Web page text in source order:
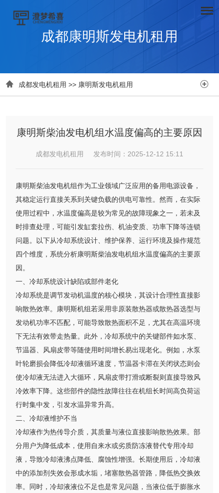
成都康明斯发电机租用
 成都发电机租用 >> 康明斯发电机租用 
康明斯柴油发电机组水温度偏高的主要原因
成都发电机租用 发布时间：2025-12-12 15:11
康明斯柴油发电机组作为工业领域广泛应用的备用电源设备，
其稳定运行直接关系到关键负载的供电可靠性。然而，在实际
使用过程中，水温度偏高是较为常见的故障现象之一，若未及
时排查处理，可能引发缸套拉伤、机油变质、功率下降等连锁
问题。以下从冷却系统设计、维护保养、运行环境及操作规范
四个维度，系统分析康明斯柴油发电机组水温度偏高的主要原
因。
一、冷却系统设计缺陷或部件老化
冷却系统是调节发动机温度的核心模块，其设计合理性直接影
响散热效率。康明斯机组若采用非原装散热器或散热器选型与
发动机功率不匹配，可能导致散热面积不足，尤其在高温环境
下无法有效带走热量。此外，冷却系统中的关键部件如水泵、
节温器、风扇皮带等随使用时间增长易出现老化。例如，水泵
叶轮磨损会降低冷却液循环速度，节温器卡滞在关闭状态则会
使冷却液无法进入大循环，风扇皮带打滑或断裂则直接导致风
冷效率下降。这些部件的隐性故障往往在机组长时间高负荷运
行时集中发，引发水温异常升高。
二、冷却液维护不当
冷却液作为热传导介质，其质量与液位直接影响散热效果。部
分用户为降低成本，使用自来水或劣质防冻液替代专用冷却
液，导致冷却液沸点降低、腐蚀性增强。长期使用后，冷却液
中的添加剂失效会形成水垢，堵塞散热器管路，降低热交换效
率。同时，冷却液液位不足也是常见问题，当液位低于膨胀水